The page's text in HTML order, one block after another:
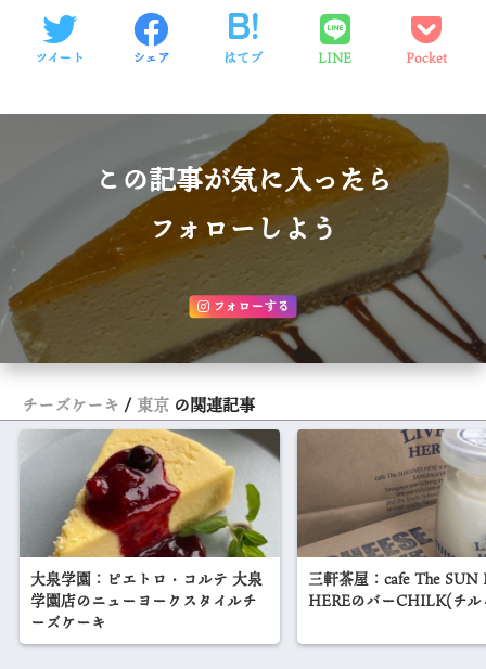
ツイート シェア はてブ LINE Pocket
この記事が気に入ったら
フォローしよう
フォローする
チーズケーキ 東京 の関連記事
大泉学園：ピエトロ・コルテ 大泉
学園店のニューヨークスタイルチ
ーズケーキ
三軒茶屋：cafe The SUN
HEREのバーCHILK(チ